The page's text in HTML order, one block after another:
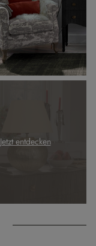
Jetzt entdecken